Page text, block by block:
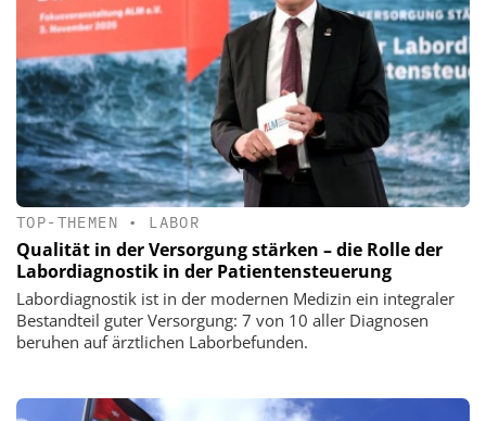
TOP-THEMEN • LABOR
Qualität in der Versorgung stärken – die Rolle der
Labordiagnostik in der Patientensteuerung
Labordiagnostik ist in der modernen Medizin ein integraler
Bestandteil guter Versorgung: 7 von 10 aller Diagnosen
beruhen auf ärztlichen Laborbefunden.